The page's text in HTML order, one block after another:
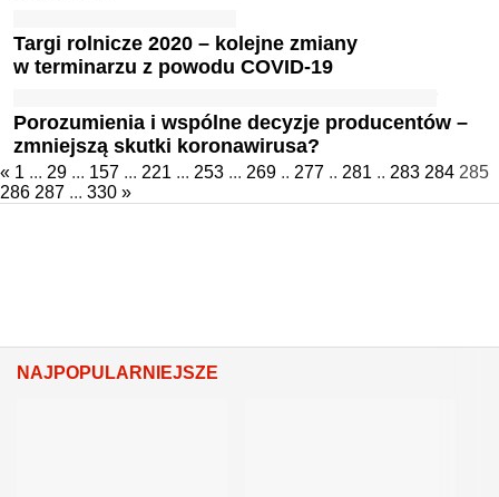
Targi rolnicze 2020 – kolejne zmiany
w terminarzu z powodu COVID-19
Porozumienia i wspólne decyzje producentów –
zmniejszą skutki koronawirusa?
« 1 ... 29 ... 157 ... 221 ... 253 ... 269 .. 277 .. 281 .. 283 284 285
286 287 ... 330 »
NAJPOPULARNIEJSZE